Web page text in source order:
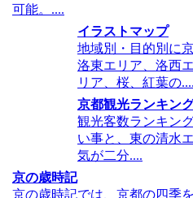
可能。....
イラストマップ
地域別・目的別に
洛東エリア、洛西
リア、桜、紅葉の....
京都観光ランキン
観光客数ランキン
い事と、東の清水
気が二分....
京の歳時記
京の歳時記では、京都の四季